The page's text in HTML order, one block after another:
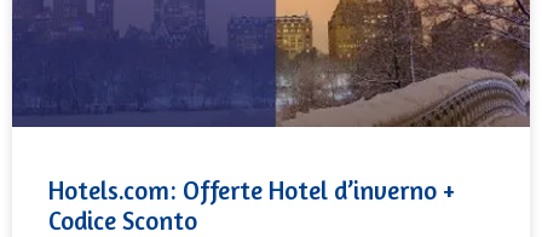
Hotels.com: Offerte Hotel d’inverno +
Codice Sconto